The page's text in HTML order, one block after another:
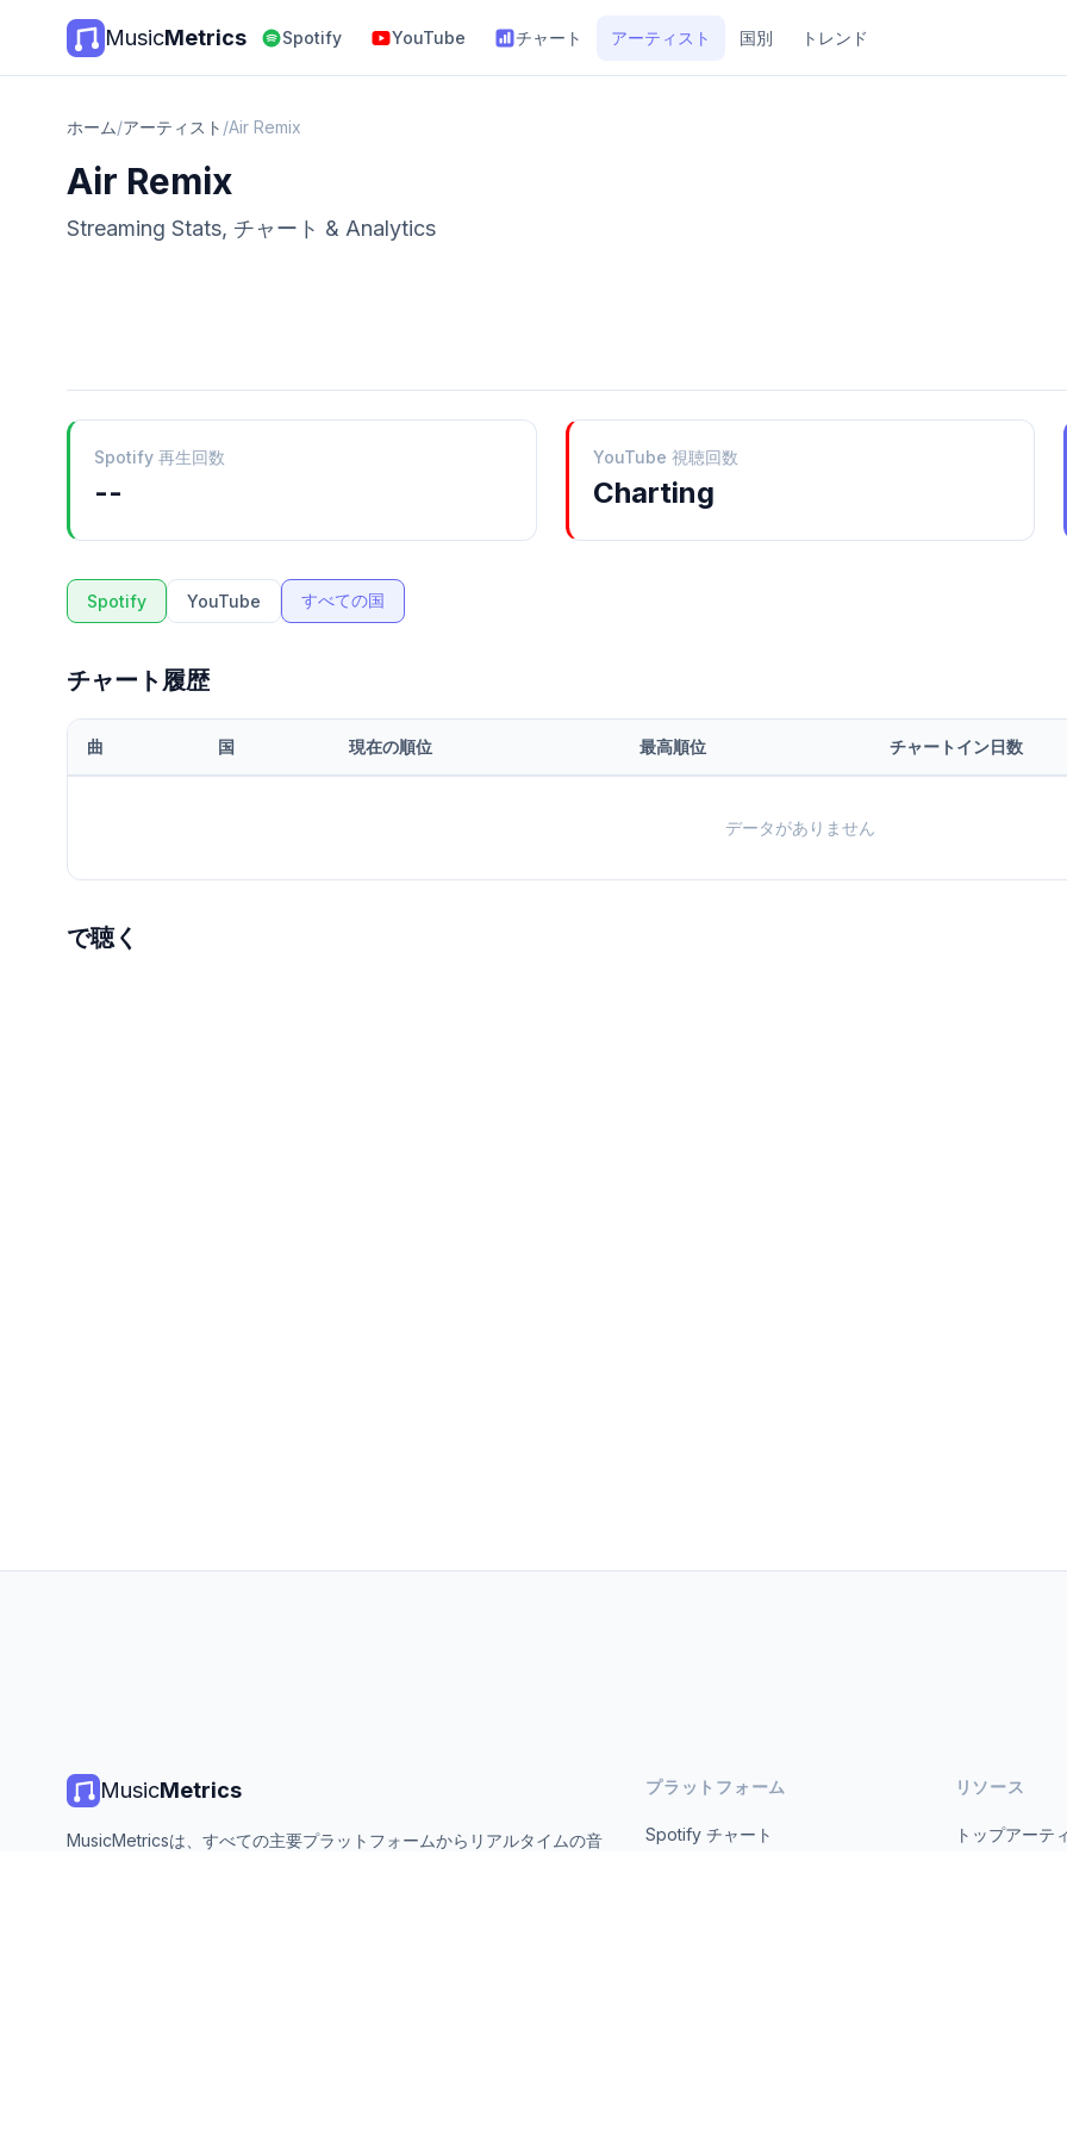
MusicMetrics Spotify YouTube チャート アーティスト 国別 トレンド
ホーム/アーティスト /Air Remix
Air Remix
Streaming Stats, チャート & Analytics
Spotify 再生回数
--
YouTube 視聴回数
Charting
Spotify YouTube すべての国
チャート履歴
曲 国 現在の順位 最高順位 チャートイン日数
データがありません
で聴く
MusicMetrics
MusicMetricsは、すべての主要プラットフォームからリアルタイムの音
プラットフォーム
Spotify チャート
リソース
トップアーテ